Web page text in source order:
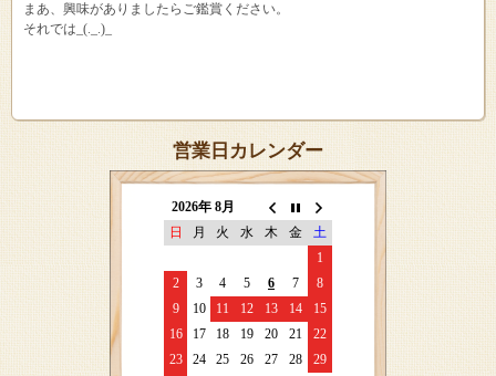
まあ、興味がありましたらご鑑賞ください。
それでは_(._.)_
営業日カレンダー
2026年 8月
日
月 火 水 木 金
土
1
2
3 4 5 6 7
8
9
10 11 12 13 14
15
16
17 18 19 20 21
22
23
24 25 26 27 28
29